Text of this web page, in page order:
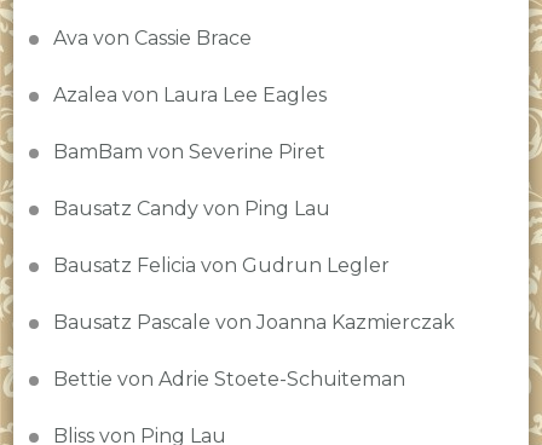
Ava von Cassie Brace
Azalea von Laura Lee Eagles
BamBam von Severine Piret
Bausatz Candy von Ping Lau
Bausatz Felicia von Gudrun Legler
Bausatz Pascale von Joanna Kazmierczak
Bettie von Adrie Stoete-Schuiteman
Bliss von Ping Lau